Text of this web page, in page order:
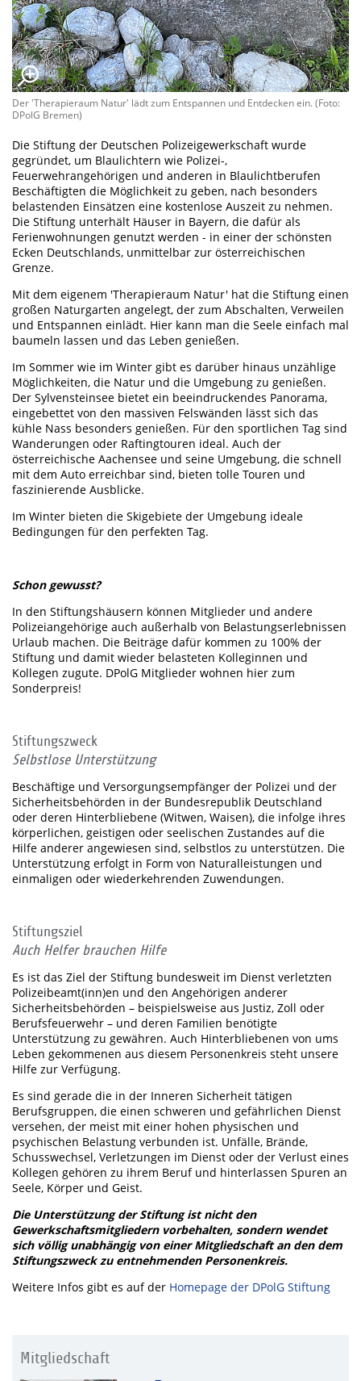
Der 'Therapieraum Natur' lädt zum Entspannen und Entdecken ein. (Foto:
DPolG Bremen)
Die Stiftung der Deutschen Polizeigewerkschaft wurde
gegründet, um Blaulichtern wie Polizei-,
Feuerwehrangehörigen und anderen in Blaulichtberufen
Beschäftigten die Möglichkeit zu geben, nach besonders
belastenden Einsätzen eine kostenlose Auszeit zu nehmen.
Die Stiftung unterhält Häuser in Bayern, die dafür als
Ferienwohnungen genutzt werden - in einer der schönsten
Ecken Deutschlands, unmittelbar zur österreichischen
Grenze.
Mit dem eigenem 'Therapieraum Natur' hat die Stiftung einen
großen Naturgarten angelegt, der zum Abschalten, Verweilen
und Entspannen einlädt. Hier kann man die Seele einfach mal
baumeln lassen und das Leben genießen.
Im Sommer wie im Winter gibt es darüber hinaus unzählige
Möglichkeiten, die Natur und die Umgebung zu genießen.
Der Sylvensteinsee bietet ein beeindruckendes Panorama,
eingebettet von den massiven Felswänden lässt sich das
kühle Nass besonders genießen. Für den sportlichen Tag sind
Wanderungen oder Raftingtouren ideal. Auch der
österreichische Aachensee und seine Umgebung, die schnell
mit dem Auto erreichbar sind, bieten tolle Touren und
faszinierende Ausblicke.
Im Winter bieten die Skigebiete der Umgebung ideale
Bedingungen für den perfekten Tag.
Schon gewusst?
In den Stiftungshäusern können Mitglieder und andere
Polizeiangehörige auch außerhalb von Belastungserlebnissen
Urlaub machen. Die Beiträge dafür kommen zu 100% der
Stiftung und damit wieder belasteten Kolleginnen und
Kollegen zugute. DPolG Mitglieder wohnen hier zum
Sonderpreis!
Stiftungszweck
Selbstlose Unterstützung
Beschäftige und Versorgungsempfänger der Polizei und der
Sicherheitsbehörden in der Bundesrepublik Deutschland
oder deren Hinterbliebene (Witwen, Waisen), die infolge ihres
körperlichen, geistigen oder seelischen Zustandes auf die
Hilfe anderer angewiesen sind, selbstlos zu unterstützen. Die
Unterstützung erfolgt in Form von Naturalleistungen und
einmaligen oder wiederkehrenden Zuwendungen.
Stiftungsziel
Auch Helfer brauchen Hilfe
Es ist das Ziel der Stiftung bundesweit im Dienst verletzten
Polizeibeamt(inn)en und den Angehörigen anderer
Sicherheitsbehörden – beispielsweise aus Justiz, Zoll oder
Berufsfeuerwehr – und deren Familien benötigte
Unterstützung zu gewähren. Auch Hinterbliebenen von ums
Leben gekommenen aus diesem Personenkreis steht unsere
Hilfe zur Verfügung.
Es sind gerade die in der Inneren Sicherheit tätigen
Berufsgruppen, die einen schweren und gefährlichen Dienst
versehen, der meist mit einer hohen physischen und
psychischen Belastung verbunden ist. Unfälle, Brände,
Schusswechsel, Verletzungen im Dienst oder der Verlust eines
Kollegen gehören zu ihrem Beruf und hinterlassen Spuren an
Seele, Körper und Geist.
Die Unterstützung der Stiftung ist nicht den
Gewerkschaftsmitgliedern vorbehalten, sondern wendet
sich völlig unabhängig von einer Mitgliedschaft an den dem
Stiftungszweck zu entnehmenden Personenkreis.
Weitere Infos gibt es auf der Homepage der DPolG Stiftung
Mitgliedschaft